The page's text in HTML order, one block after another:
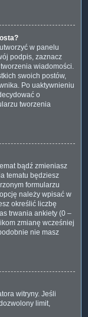
w panelu
podpis, zaznacz
wiadomości.
swoich postów,
Po uaktywnieniu
o
tworzenia
bądź zmieniasz
tematu będziesz
formularzu
należy wpisać w
określić liczbę
trwania ankiety (0 –
zmianę wcześniej
nie masz
witryny. Jeśli
limit,